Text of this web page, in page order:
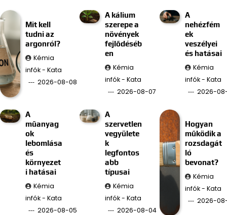
Mit kell
tudni az
argonról?
Kémia
infók - Kata
2026-08-08
A kálium
szerepe a
növények
fejlődéséb
en
Kémia
infók - Kata
2026-08-07
A
nehézfém
ek
veszélyei
és hatásai
Kémia
infók - Kata
2026-
A
műanyag
ok
lebomlása
és
környezet
i hatásai
Kémia
infók - Kata
2026-08-05
A
szervetlen
vegyülete
k
legfontos
abb
típusai
Kémia
infók - Kata
2026-08-04
Hogyan
működik a
rozsdagát
ló
bevonat?
Kémia
infók - Kata
2026-